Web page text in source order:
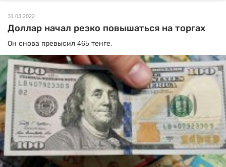
31.03.2022
Доллар начал резко повышаться на торгах
Он снова превысил 465 тенге.